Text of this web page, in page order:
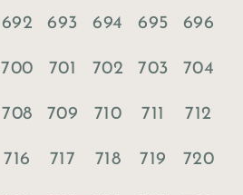
692 693 694 695 696
700 701 702 703 704
708 709 710 711 712
716 717 718 719 720